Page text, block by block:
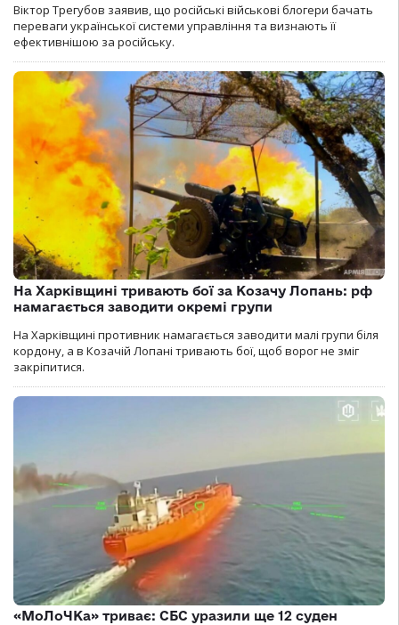
Віктор Трегубов заявив, що російські військові блогери бачать
переваги української системи управління та визнають її
ефективнішою за російську.
На Харківщині тривають бої за Козачу Лопань: рф
намагається заводити окремі групи
На Харківщині противник намагається заводити малі групи біля
кордону, а в Козачій Лопані тривають бої, щоб ворог не зміг
закріпитися.
«МоЛоЧКа» триває: СБС уразили ще 12 суден